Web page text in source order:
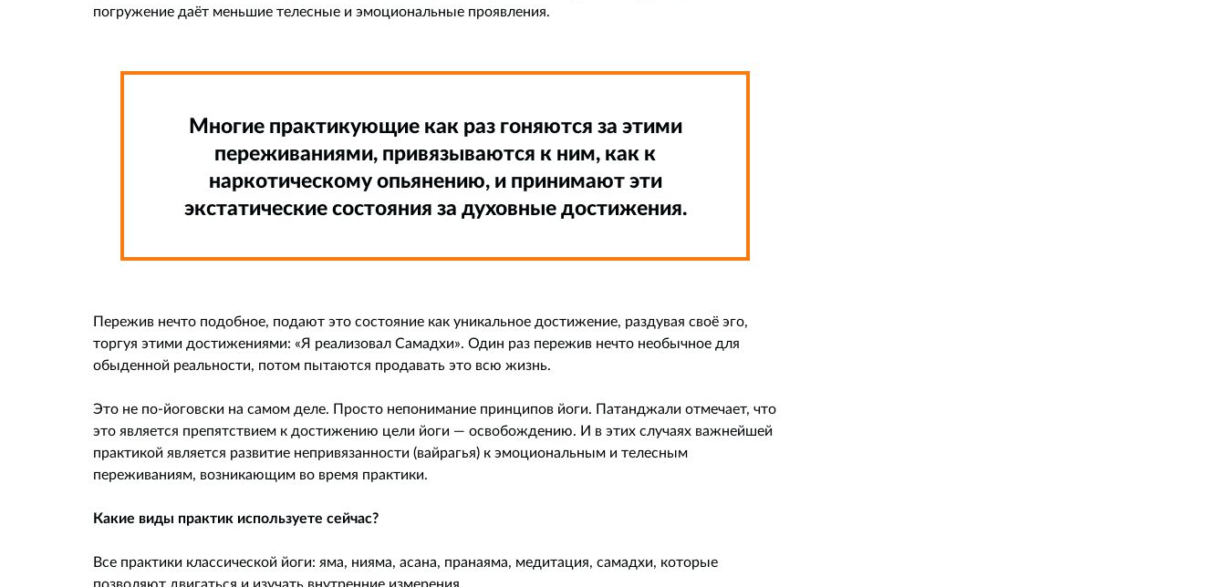
погружение даёт меньшие телесные и эмоциональные проявления.
Многие практикующие как раз гоняются за этими
переживаниями, привязываются к ним, как к
наркотическому опьянению, и принимают эти
экстатические состояния за духовные достижения.
Пережив нечто подобное, подают это состояние как уникальное достижение, раздувая своё эго,
торгуя этими достижениями: «Я реализовал Самадхи». Один раз пережив нечто необычное для
обыденной реальности, потом пытаются продавать это всю жизнь.
Это не по-йоговски на самом деле. Просто непонимание принципов йоги. Патанджали отмечает, что
это является препятствием к достижению цели йоги — освобождению. И в этих случаях важнейшей
практикой является развитие непривязанности (вайрагья) к эмоциональным и телесным
переживаниям, возникающим во время практики.
Какие виды практик используете сейчас?
Все практики классической йоги: яма, нияма, асана, пранаяма, медитация, самадхи, которые
позволяют двигаться и изучать внутренние измерения.